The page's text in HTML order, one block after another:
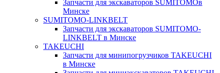
Запчасти для экскаваторов SUMITOMOв
Минске
SUMITOMO-LINKBELT
Запчасти для экскаваторов SUMITOMO-
LINKBELT в Минске
TAKEUCHI
Запчасти для минипогрузчиков TAKEUCHI
в Минске